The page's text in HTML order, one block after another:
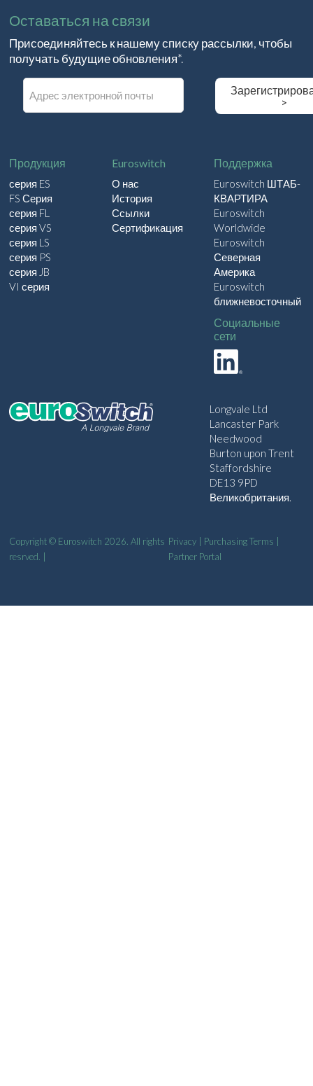
Оставаться на связи
Присоединяйтесь к нашему списку рассылки, чтобы
получать будущие обновления*.
>
Продукция
серия ES
FS Серия
серия FL
серия VS
серия LS
серия PS
серия JB
VI серия
Euroswitch
О нас
История
Ссылки
Сертификация
Поддержка
Euroswitch ШТАБ-
КВАРТИРА
Euroswitch
Worldwide
Euroswitch
Северная
Америка
Euroswitch
ближневосточный
Социальные
сети
Longvale Ltd
Lancaster Park
Needwood
Burton upon Trent
Staffordshire
DE13 9PD
Великобритания.
Copyright © Euroswitch 2026. All rights
resrved. |
Privacy| Purchasing Terms |
Partner Portal